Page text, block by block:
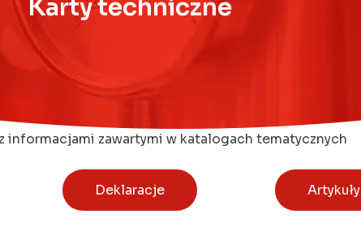
Karty techniczne
informacjami zawartymi w katalogach tematycznych
Deklaracje Artykuły